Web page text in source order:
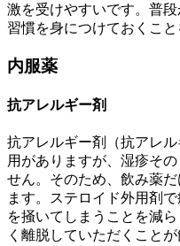
激を受けやすいです。普
習慣を身につけておくこと
内服薬
抗アレルギー剤
抗アレルギー剤（抗アレ
用がありますが、湿疹そ
せん。そのため、飲み薬
ます。ステロイド外用剤
を掻いてしまうことを減
く離脱していただくこと